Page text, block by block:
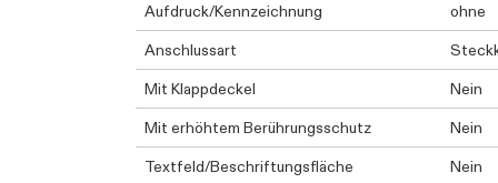
Aufdruck/Kennzeichnung
ohne
Anschlussart
Mit Klappdeckel
Nein
Mit erhöhtem Berührungsschutz
Nein
Textfeld/Beschriftungsfläche
Nein